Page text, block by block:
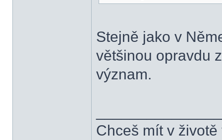
Stejně jako v
většinou opravdu
význam.
Chceš mít v